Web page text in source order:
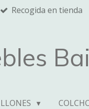
Recogida en tienda